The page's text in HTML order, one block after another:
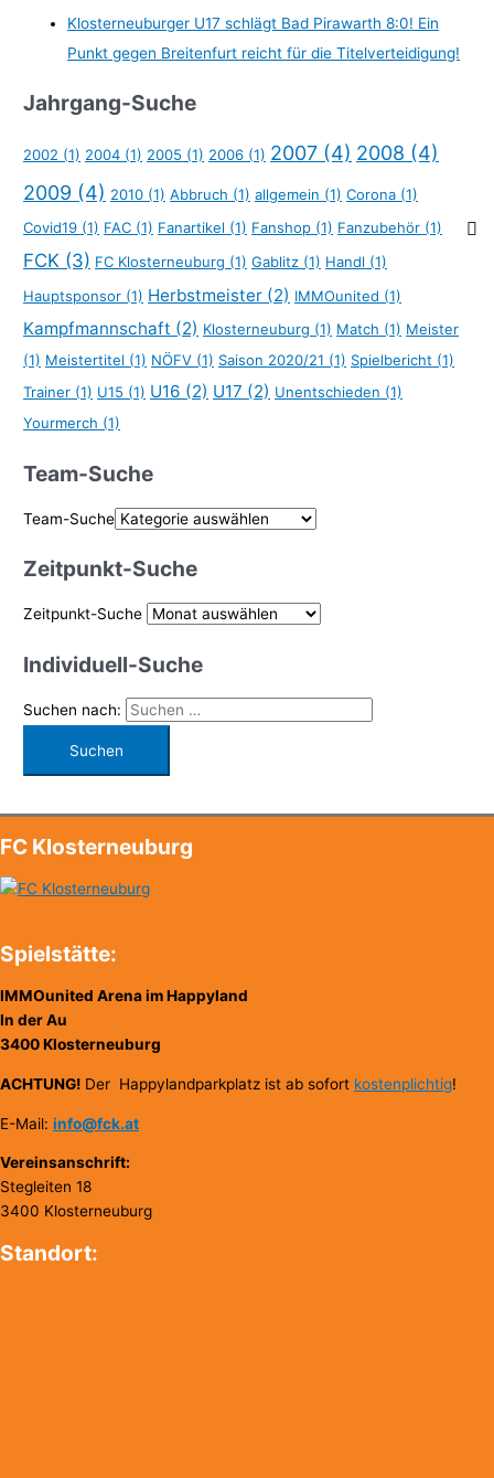
Klosterneuburger U17 schlägt Bad Pirawarth 8:0! Ein
Punkt gegen Breitenfurt reicht für die Titelverteidigung!
Jahrgang-Suche
2002 (1) 2004 (1) 2005 (1) 2006 (1) 2007 (4) 2008 (4)
2009 (4) 2010 (1) Abbruch (1) allgemein (1) Corona (1)
Covid19 (1) FAC (1) Fanartikel (1) Fanshop (1) Fanzubehör (1)
FCK (3) FC Klosterneuburg (1) Gablitz (1) Handl (1)
Hauptsponsor (1) Herbstmeister (2) IMMOunited (1)
Kampfmannschaft (2) Klosterneuburg (1) Match (1) Meister
(1) Meistertitel (1) NÖFV (1) Saison 2020/21 (1) Spielbericht (1)
Trainer (1) U15 (1) U16 (2) U17 (2) Unentschieden (1)
Yourmerch (1)
Team-Suche
Team-Suche
Zeitpunkt-Suche
Zeitpunkt-Suche
Individuell-Suche
Suchen nach:
FC Klosterneuburg
Spielstätte:
IMMOunited Arena im Happyland
In der Au
3400 Klosterneuburg
ACHTUNG! Der Happylandparkplatz ist ab sofort kostenplichtig!
E-Mail: info@fck.at
Vereinsanschrift:
Stegleiten 18
3400 Klosterneuburg
Standort: